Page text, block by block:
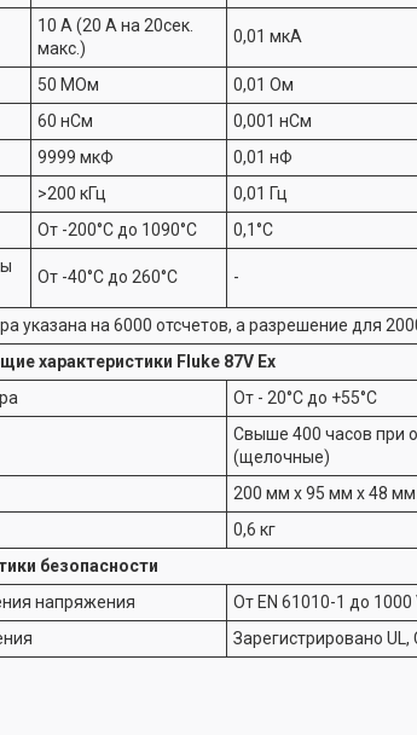
10 А (20 А на 20сек.
макс.)
0,01 мкА
50 МОм 0,01 Ом
60 нСм 0,001 нСм
9999 мкФ 0,01 нФ
>200 кГц 0,01 Гц
От -200°С до 1090°С 0,1°С
От -40°С до 260°С -
указана на 6000 отсчетов, а разрешение для
характеристики Fluke 87V Ex
От - 20°С до +55°С
Свыше 400 часов при
(щелочные)
200 мм х 95 мм х 48 мм
0,6 кг
безопасности
напряжения
От EN 61010-1 до 1000
Зарегистрировано UL,